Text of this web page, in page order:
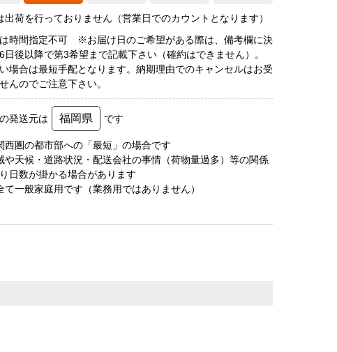
出荷を行っておりません（営業日でのカウントとなります）
時間指定不可 ※お届け日のご希望がある際は、備考欄に決
日後以降で第3希望まで記載下さい（確約はできません）。
場合は最短手配となります。納期理由でのキャンセルはお受
んのでご注意下さい。
発送元は 福岡県 です
西圏の都市部への「最短」の場合です
や天候・道路状況・配送会社の事情（荷物量過多）等の関係
日数が掛かる場合があります
て一般家庭用です（業務用ではありません）